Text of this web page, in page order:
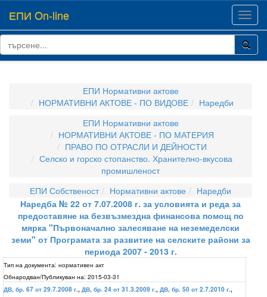
ЕПИ On-line
ЕПИ Нормативни актове
НОРМАТИВНИ АКТОВЕ - ПО ВИДОВЕ
Наредби
ЕПИ Нормативни актове
НОРМАТИВНИ АКТОВЕ - ПО МАТЕРИЯ
ПРАВО ПО ОТРАСЛИ И ДЕЙНОСТИ
Селско и горско стопанство. Хранително-вкусова
промишленост
ЕПИ Собственост
Нормативни актове
Наредби
Наредба № 22 от 7.07.2008 г. за условията и реда за
предоставяне на безвъзмездна финансова помощ по
мярка "Първоначално залесяване на неземеделски
земи" от Програмата за развитие на селските райони за
периода 2007 - 2013 г.
Тип на документа: нормативен акт
Обнародван/Публикуван на: 2015-03-31
ДВ, бр. 67 от 29.7.2008 г., ДВ, бр. 24 от 31.3.2009 г., ДВ, бр. 50 от 2.7.2010 г.,